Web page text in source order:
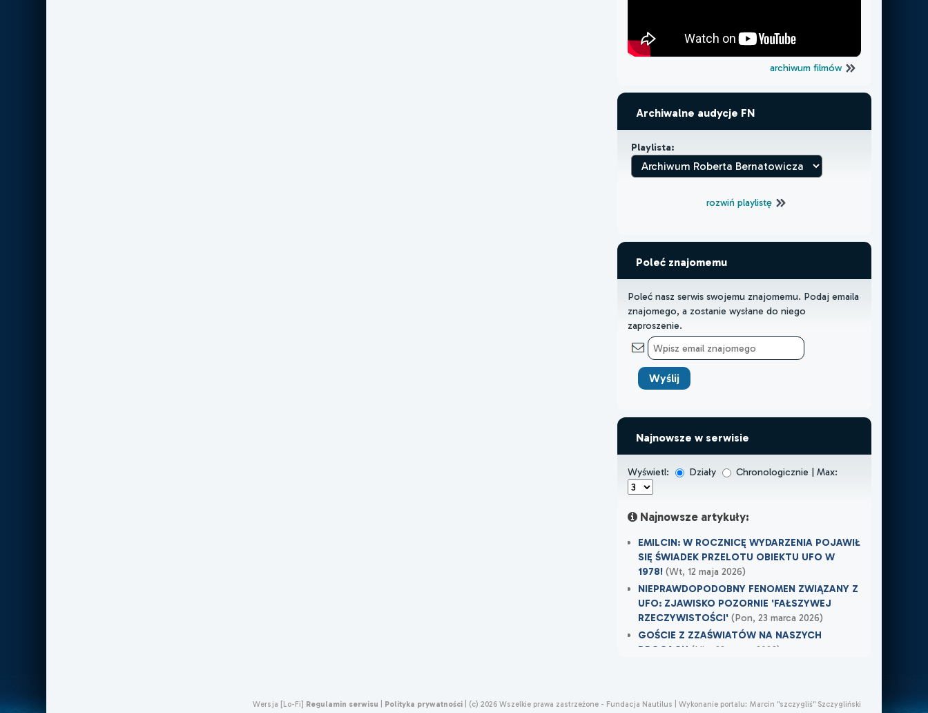
archiwum filmów
Archiwalne audycje FN
Playlista:
rozwiń playlistę
Poleć znajomemu
Poleć nasz serwis swojemu znajomemu. Podaj emaila
znajomego, a zostanie wysłane do niego
zaproszenie.
Najnowsze w serwisie
Wyświetl: Działy Chronologicznie | Max:
Najnowsze artykuły:
EMILCIN: W ROCZNICĘ WYDARZENIA POJAWIŁ
SIĘ ŚWIADEK PRZELOTU OBIEKTU UFO W
1978!(Wt, 12 maja 2026)
NIEPRAWDOPODOBNY FENOMEN ZWIĄZANY Z
UFO: ZJAWISKO POZORNIE 'FAŁSZYWEJ
RZECZYWISTOŚCI'(Pon, 23 marca 2026)
GOŚCIE Z ZZAŚWIATÓW NA NASZYCH
DROGACH (Nie, 22 marca 2026)
MOJE DOŚWIADCZENIE Z NIEWIDZIALNĄ
Wersja [Lo-Fi] Regulamin serwisu Polityka prywatności| (c) 2026 Wszelkie prawa zastrzeżone - Fundacja Nautilus | Wykonanie portalu: Marcin "szczygliś" Szczygliński